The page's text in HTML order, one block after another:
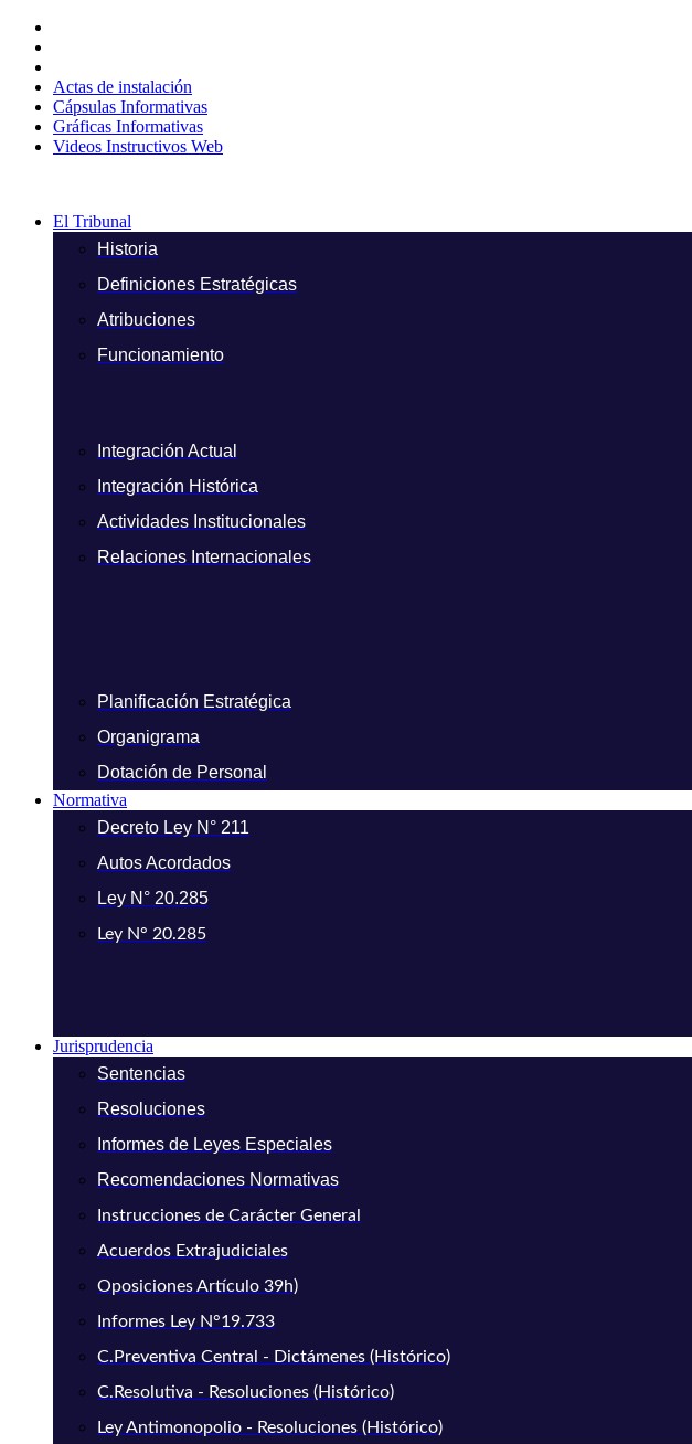
contenido
Actas de instalación
Cápsulas Informativas
Gráficas Informativas
Videos Instructivos Web
El Tribunal
Historia
Definiciones Estratégicas
Atribuciones
Funcionamiento
Integración Actual
Integración Histórica
Actividades Institucionales
Relaciones Internacionales
Planificación Estratégica
Organigrama
Dotación de Personal
Normativa
Decreto Ley N° 211
Autos Acordados
Ley N° 20.285
Ley N° 20.285
Jurisprudencia
Sentencias
Resoluciones
Informes de Leyes Especiales
Recomendaciones Normativas
Instrucciones de Carácter General
Acuerdos Extrajudiciales
Oposiciones Artículo 39h)
Informes Ley N°19.733
C.Preventiva Central - Dictámenes (Histórico)
C.Resolutiva - Resoluciones (Histórico)
Ley Antimonopolio - Resoluciones (Histórico)